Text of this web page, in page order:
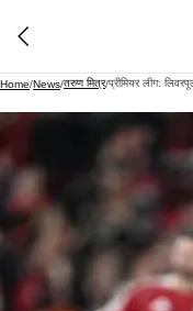
Home/News/तरुण मित्र/प्रीमियर लीग: